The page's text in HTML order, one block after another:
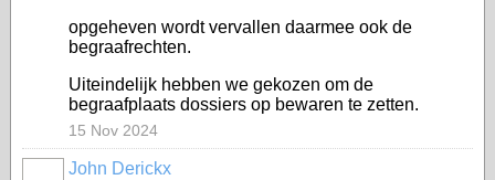
opgeheven wordt vervallen daarmee ook de
begraafrechten.
Uiteindelijk hebben we gekozen om de
begraafplaats dossiers op bewaren te zetten.
15 Nov 2024
John Derickx